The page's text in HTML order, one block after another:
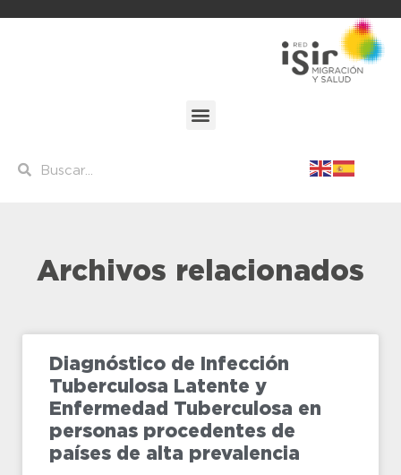
Archivos relacionados
Diagnóstico de Infección
Tuberculosa Latente y
Enfermedad Tuberculosa en
personas procedentes de
países de alta prevalencia